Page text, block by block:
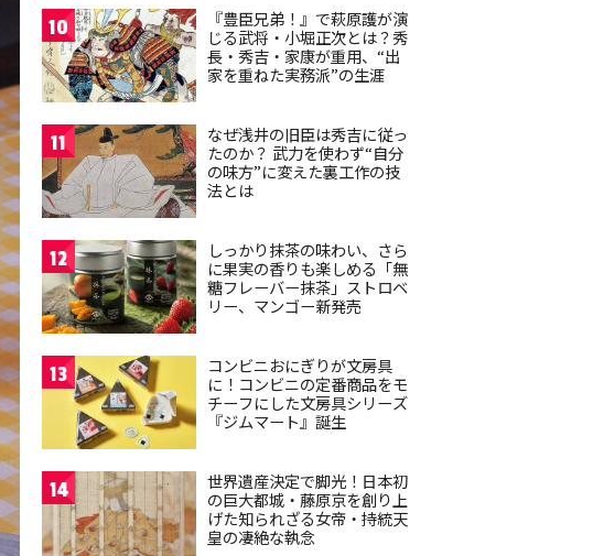
10
『豊臣兄弟！』で萩原護が演
じる武将・小堀正次とは？秀
長・秀吉・家康が重用、“出
家を重ねた実務派”の生涯
11
なぜ浅井の旧臣は秀吉に従っ
たのか？ 武力を使わず“自分
の味方”に変えた裏工作の技
法とは
12
しっかり抹茶の味わい、さら
に果実の香りも楽しめる「無
糖フレーバー抹茶」ストロベ
リー、マンゴー新発売
13
コンビニおにぎりが文房具
に！コンビニの定番商品をモ
チーフにした文房具シリーズ
『ジムマート』誕生
14
世界遺産決定で脚光！日本初
の巨大都城・藤原京を創り上
げた知られざる女帝・持統天
皇の凄絶な執念